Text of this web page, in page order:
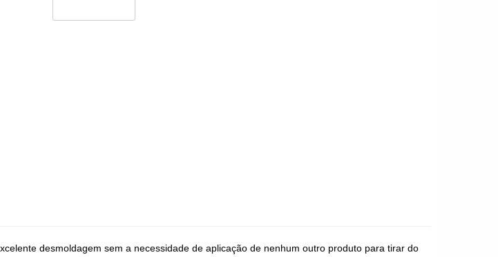
desmoldagem sem a necessidade de aplicação de nenhum outro produto para tirar do